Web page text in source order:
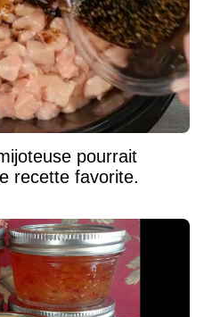
pourrait
recette favorite.